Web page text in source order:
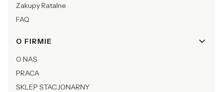
Zakupy Ratalne
FAQ
O FIRMIE
O NAS
PRACA
SKLEP STACJONARNY